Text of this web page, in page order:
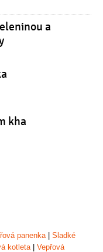
a
kha
panenka | Sladké
kotleta | Vepřová